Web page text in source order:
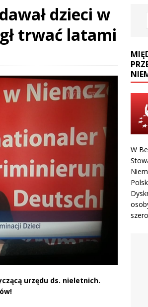
dzieci w
trwać latami
urzędu ds. nieletnich.
W